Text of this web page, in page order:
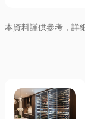
本資料謹供參考，詳